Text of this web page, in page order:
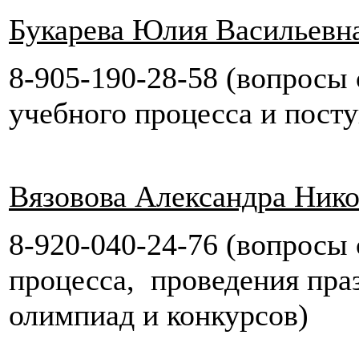
Букарева Юлия
8-905-190-28-58 (вопросы
учебного процесса и
Вязовова Александра
8-920-040-24-76 (вопросы
процесса, проведения
олимпиад и конкурсов)